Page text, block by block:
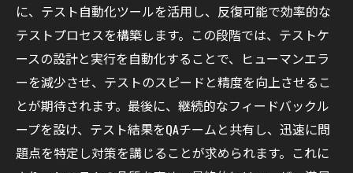
に、テスト自動化ツールを活用し、反復可能で効率的な
テストプロセスを構築します。この段階では、テストケ
ースの設計と実行を自動化することで、ヒューマンエラ
ーを減少させ、テストのスピードと精度を向上させるこ
とが期待されます。最後に、継続的なフィードバックル
ープを設け、テスト結果をQAチームと共有し、迅速に問
題点を特定し対策を講じることが求められます。これに